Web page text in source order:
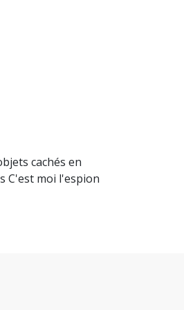
cachés en
C'est moi l'espion